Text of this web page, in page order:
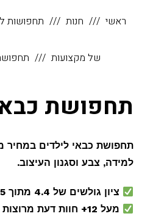
ראשי חנות תחפושות
של מקצועות
תחפושת
תחפושת כבאי לילדים
למידה, צבע וסגנון העיצוב.
ציון גולשים של 4.4 מתוך 5 בחנות
מעל 12+ חוות דעת מרוצות בחנות